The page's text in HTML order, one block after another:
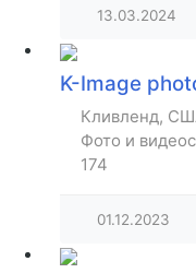
13.03.2024
K-Image
Кливленд,
Фото и
174
01.12.2023